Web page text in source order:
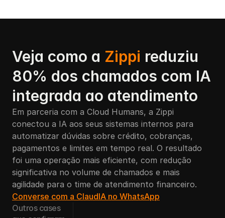
Veja como a Zippi reduziu
80% dos chamados com IA
integrada ao atendimento
Em parceria com a Cloud Humans, a Zippi
conectou a IA aos seus sistemas internos para
automatizar dúvidas sobre crédito, cobranças,
pagamentos e limites em tempo real. O resultado
foi uma operação mais eficiente, com redução
significativa no volume de chamados e mais
agilidade para o time de atendimento financeiro.
Converse com a ClaudIA no WhatsApp
Outros cases